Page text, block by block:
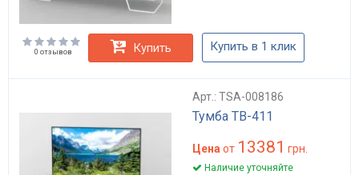
0 отзывов Купить Купить в 1 клик
Арт.: TSA-008186
Тумба ТВ-411
Цена от 13381 грн.
Наличие уточняйте